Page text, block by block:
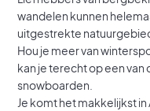
wandelen kunnen
uitgestrekte
Hou je meer van
kan je terecht op een van
snowboarden.
Je komt het makkelijkst